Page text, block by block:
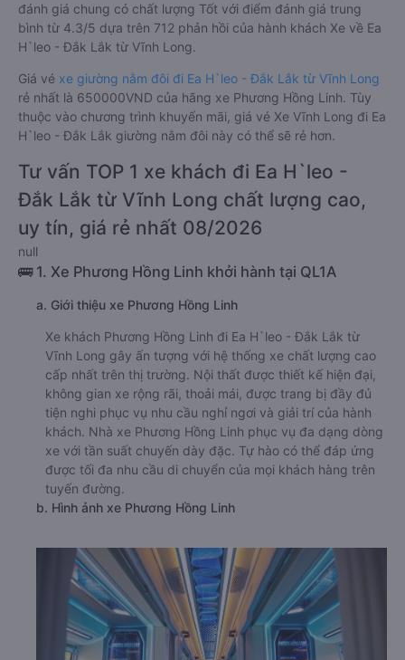
đánh giá chung có chất lượng Tốt với điểm đánh giá trung
bình từ 4.3/5 dựa trên 712 phản hồi của hành khách Xe về Ea
H`leo - Đắk Lắk từ Vĩnh Long.
Giá vé xe giường nằm đôi đi Ea H`leo - Đắk Lắk từ Vĩnh Long
rẻ nhất là 650000VND của hãng xe Phương Hồng Linh. Tùy
thuộc vào chương trình khuyến mãi, giá vé Xe Vĩnh Long đi Ea
H`leo - Đắk Lắk giường nằm đôi này có thể sẽ rẻ hơn.
Tư vấn TOP 1 xe khách đi Ea H`leo -
Đắk Lắk từ Vĩnh Long chất lượng cao,
uy tín, giá rẻ nhất 08/2026
null
🚌 1. Xe Phương Hồng Linh khởi hành tại QL1A
a. Giới thiệu xe Phương Hồng Linh
Xe khách Phương Hồng Linh đi Ea H`leo - Đắk Lắk từ
Vĩnh Long gây ấn tượng với hệ thống xe chất lượng cao
cấp nhất trên thị trường. Nội thất được thiết kế hiện đại,
không gian xe rộng rãi, thoải mái, được trang bị đầy đủ
tiện nghi phục vụ nhu cầu nghỉ ngơi và giải trí của hành
khách. Nhà xe Phương Hồng Linh phục vụ đa dạng dòng
xe với tần suất chuyến dày đặc. Tự hào có thể đáp ứng
được tối đa nhu cầu di chuyển của mọi khách hàng trên
tuyến đường.
b. Hình ảnh xe Phương Hồng Linh